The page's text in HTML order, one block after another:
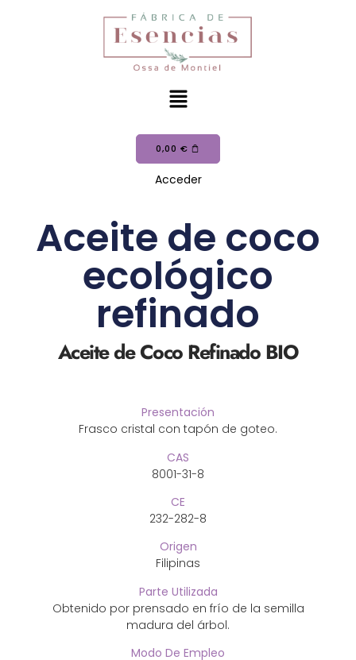
0,00 €
Acceder
Aceite de coco
ecológico
refinado
Aceite de Coco Refinado BIO
Presentación
Frasco cristal con tapón de goteo.
CAS
8001-31-8
CE
232-282-8
Origen
Filipinas
Parte Utilizada
Obtenido por prensado en frío de la semilla
madura del árbol.
Modo De Empleo